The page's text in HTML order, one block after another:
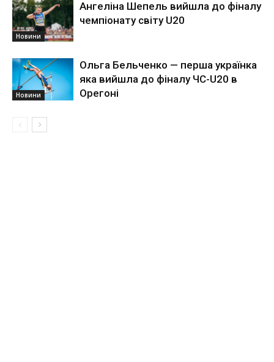
Новини
Ангеліна Шепель вийшла до фіналу
чемпіонату світу U20
Новини
Ольга Бельченко — перша українка
яка вийшла до фіналу ЧС-U20 в
Орегоні